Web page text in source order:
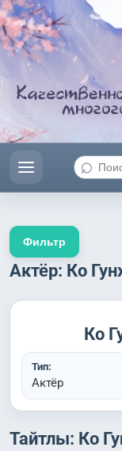
⌕
Актёр: Ко
Ко
Тип:
Актёр
Тайтлы: Ко
Фильтр